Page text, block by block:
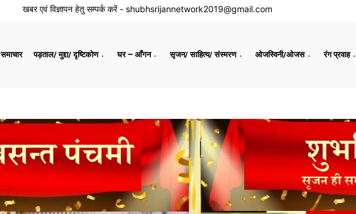
खबर एवं विज्ञापन हेतु सम्पर्क करें - shubhsrijannetwork2019@gmail.com
समाचार पड़ताल/ मुद्दा/ दृष्टिकोण घर – आँगन सृजन/ साहित्य/ संस्मरण ओजस्विनी/ओजस रंग प्रवाह